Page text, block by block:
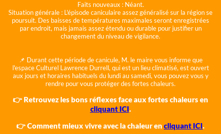
Faits nouveaux : Néant.
Situation générale : L'épisode caniculaire assez généralisé sur la région se
poursuit. Des baisses de températures maximales seront enregistrées
par endroit, mais jamais assez étendu ou durable pour justifier un
changement du niveau de vigilance.
📌 Durant cette période de canicule, M. le maire vous informe que
l'espace Culturel Lawrence Durrell, qui est un lieu climatisé, est ouvert
aux jours et horaires habituels du lundi au samedi, vous pouvez vous y
rendre pour vous protéger des fortes chaleurs.
👉 Retrouvez les bons réflexes face aux fortes chaleurs en
cliquant ICI.
👉 Comment mieux vivre avec la chaleur en cliquant ICI.